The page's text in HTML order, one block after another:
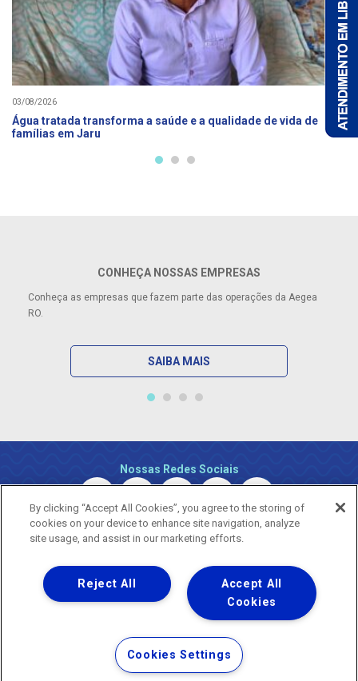
03/08/2026
Água tratada transforma a saúde e a qualidade de vida de
famílias em Jaru
CONHEÇA NOSSAS EMPRESAS
Conheça as empresas que fazem parte das operações da Aegea
RO.
SAIBA MAIS
Nossas Redes Sociais
Copyright © 2026 - Todos os Direitos Reservados.
Nossa natureza movimenta a vida
Termos Gerais de Uso de Sites e Aplicativos
Política de Privacidade e Proteção de Dados
By clicking “Accept All Cookies”, you agree to the storing of
cookies on your device to enhance site navigation, analyze
site usage, and assist in our marketing efforts.
Accept All
Cookies
Reject All
Cookies Settings